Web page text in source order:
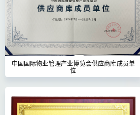
中国国际物业管理产业博览会供应商库成员单
位